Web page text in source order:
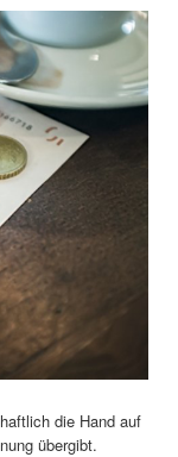
die Hand auf
übergibt.